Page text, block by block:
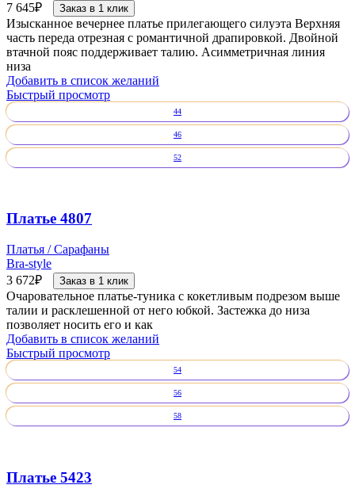
7 645₽ Заказ в 1 клик
Изысканное вечернее платье прилегающего силуэта Верхняя
часть переда отрезная с романтичной драпировкой. Двойной
втачной пояс поддерживает талию. Асимметричная линия
низа
Добавить в список желаний
Быстрый просмотр
44
46
52
Платье 4807
Платья / Сарафаны
Bra-style
3 672₽ Заказ в 1 клик
Очаровательное платье-туника с кокетливым подрезом выше
талии и расклешенной от него юбкой. Застежка до низа
позволяет носить его и как
Добавить в список желаний
Быстрый просмотр
54
56
58
Платье 5423